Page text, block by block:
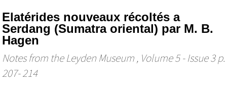
Elatérides nouveaux récoltés a
Serdang (Sumatra oriental) par M. B.
Hagen
Notes from the Leyden Museum , Volume 5 - Issue 3 p.
207- 214